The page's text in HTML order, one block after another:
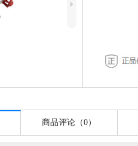
5
商品评论（0）